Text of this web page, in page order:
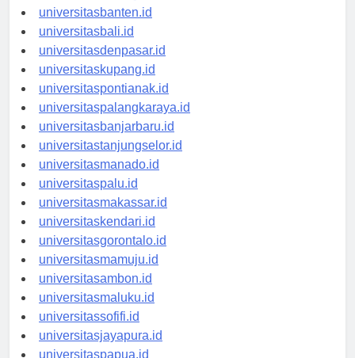
universitasserang.id
universitasbanten.id
universitasbali.id
universitasdenpasar.id
universitaskupang.id
universitaspontianak.id
universitaspalangkaraya.id
universitasbanjarbaru.id
universitastanjungselor.id
universitasmanado.id
universitaspalu.id
universitasmakassar.id
universitaskendari.id
universitasgorontalo.id
universitasmamuju.id
universitasambon.id
universitasmaluku.id
universitassofifi.id
universitasjayapura.id